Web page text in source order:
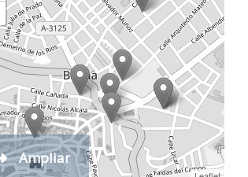
Ampliar